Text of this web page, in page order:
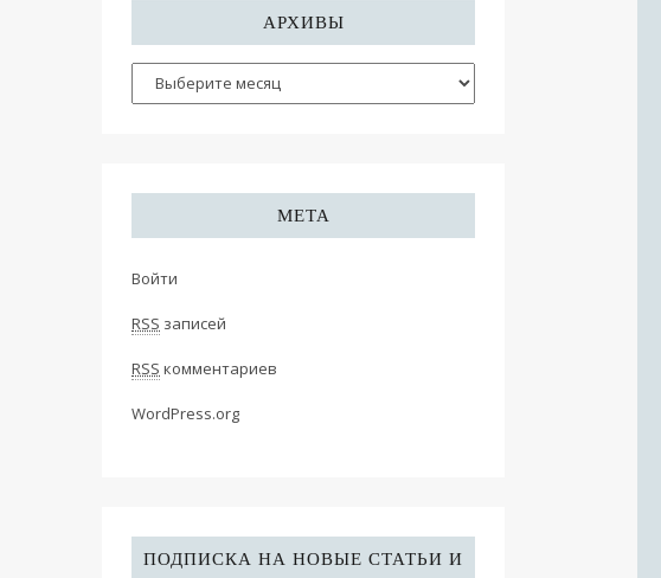
АРХИВЫ
МЕТА
Войти
RSS записей
RSS комментариев
WordPress.org
ПОДПИСКА НА НОВЫЕ СТАТЬИ И